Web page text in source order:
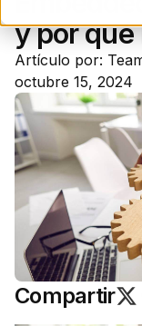
y por
Artículo por:
octubre 15, 2024
Compartir